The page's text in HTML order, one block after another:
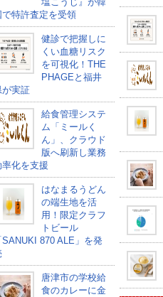
で特許査定を受領
健診で把握しに
くい血糖リスク
を可視化！THE
PHAGEと福井
が実証
給食管理システ
ム「ミールく
ん」、クラウド
版へ刷新し業務
率化を支援
はなまるうどん
の端生地を活
用！限定クラフ
トビール
SANUKI 870 ALE」を発
唐津市の学校給
食のカレーに金